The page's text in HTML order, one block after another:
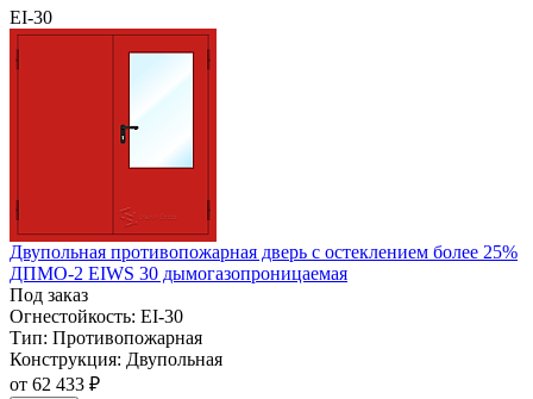
EI-30
Двупольная противопожарная дверь с остеклением более 25%
ДПМО-2 EIWS 30 дымогазопроницаемая
Под заказ
Огнестойкость: EI-30
Тип: Противопожарная
Конструкция: Двупольная
от 62 433 ₽